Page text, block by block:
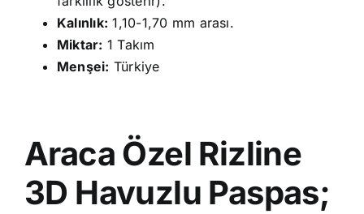
Kalınlık: 1,10-1,70 mm arası.
Miktar: 1 Takım
Menşei: Türkiye
Araca Özel Rizline
3D Havuzlu Paspas;